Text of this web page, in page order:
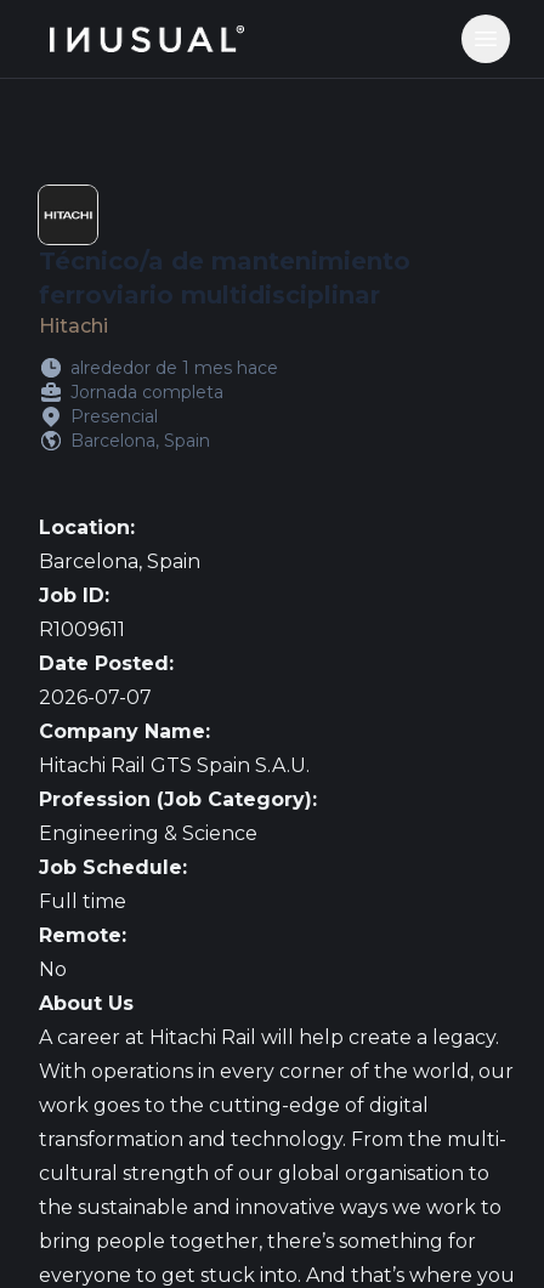
jobs.inusual.com
Técnico/a de mantenimiento
ferroviario multidisciplinar
Hitachi
alrededor de 1 mes hace
Jornada completa
Presencial
Barcelona, Spain
Location:
Barcelona, Spain
Job ID:
R1009611
Date Posted:
2026-07-07
Company Name:
Hitachi Rail GTS Spain S.A.U.
Profession (Job Category):
Engineering & Science
Job Schedule:
Full time
Remote:
No
About Us
A career at Hitachi Rail will help create a legacy.
With operations in every corner of the world, our
work goes to the cutting-edge of digital
transformation and technology. From the multi-
cultural strength of our global organisation to
the sustainable and innovative ways we work to
bring people together, there’s something for
everyone to get stuck into. And that’s where you